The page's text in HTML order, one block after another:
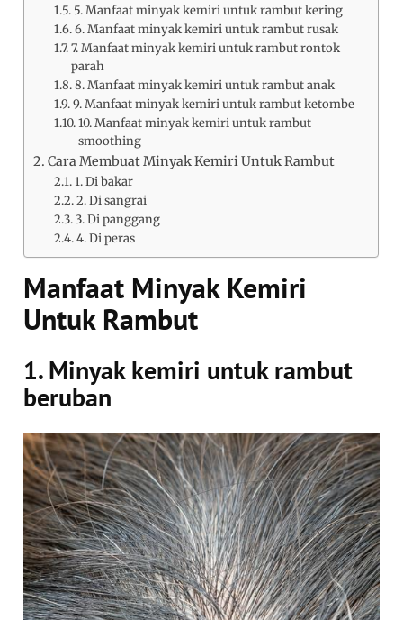
5. Manfaat minyak kemiri untuk rambut kering
6. Manfaat minyak kemiri untuk rambut rusak
7. Manfaat minyak kemiri untuk rambut rontok
parah
8. Manfaat minyak kemiri untuk rambut anak
9. Manfaat minyak kemiri untuk rambut ketombe
10. Manfaat minyak kemiri untuk rambut
smoothing
Cara Membuat Minyak Kemiri Untuk Rambut
1. Di bakar
2. Di sangrai
3. Di panggang
4. Di peras
Manfaat Minyak Kemiri
Untuk Rambut
1. Minyak kemiri untuk rambut
beruban